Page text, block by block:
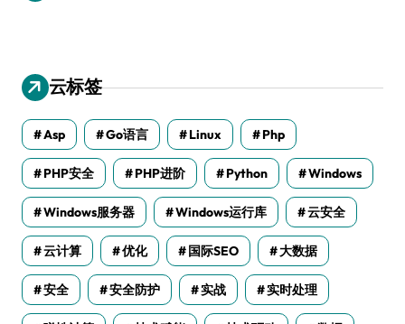
云标签
Asp Go语言 Linux Php
PHP安全 PHP进阶 Python Windows
Windows服务器 Windows运行库 云安全
云计算 优化 国际SEO 大数据
安全 安全防护 实战 实时处理